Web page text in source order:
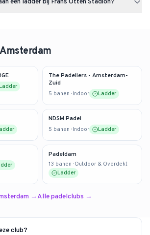
een ladder bij Frans Otten Stadion?
tegen andere teams. Scores voer je in via
automatisch bijgewerkt.
Amsterdam
The Padellers - Amsterdam-
Zuid
5 banen · Indoor Ladder
NDSM Padel
5 banen · Indoor Ladder
Padeldam
13 banen · Outdoor & Overdekt
Ladder
→Alle padelclubs →
club?